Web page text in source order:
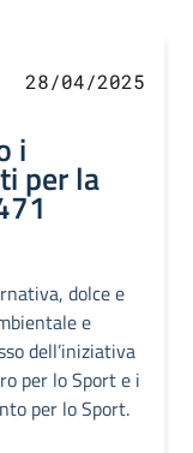
28/04/2025
i
per la
dolce e
e
dell’iniziativa
per lo Sport e i
per lo Sport.